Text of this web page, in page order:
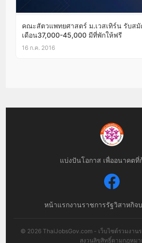
คณะสัตวแพทยศาสตร์ ม.เวสเทิร์น รับสมั
เดือน37,000-45,000 มีที่พักให้ฟรี
16 ก.ค. 2016
แบ่งปันโอกาส เพื่ออนาคตที่
หน้าแรกงานราชการรัฐวิสาหกิจ
© 2026 ThaiJobsGov.com - เว็บไซต์รวมงานร
สงวนลิขสิทธิ์ตามกฎหมา